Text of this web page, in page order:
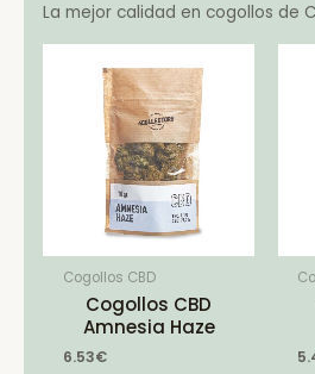
La mejor calidad en cogollos de
Cogollos CBD
Cogollos CBD
Amnesia Haze
6.53€